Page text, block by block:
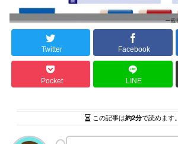
Twitter Facebook
Pocket LINE
この記事は約2分で読めます。